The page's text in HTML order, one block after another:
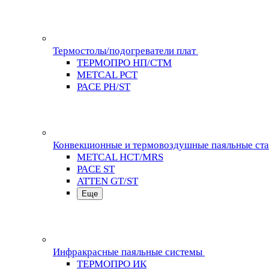
Термостолы/подогреватели плат
ТЕРМОПРО НП/СТМ
METCAL PCT
PACE PH/ST
Конвекционные и термовоздушные паяльные
METCAL HCT/MRS
PACE ST
ATTEN GT/ST
Еще
Инфракрасные паяльные системы
ТЕРМОПРО ИК